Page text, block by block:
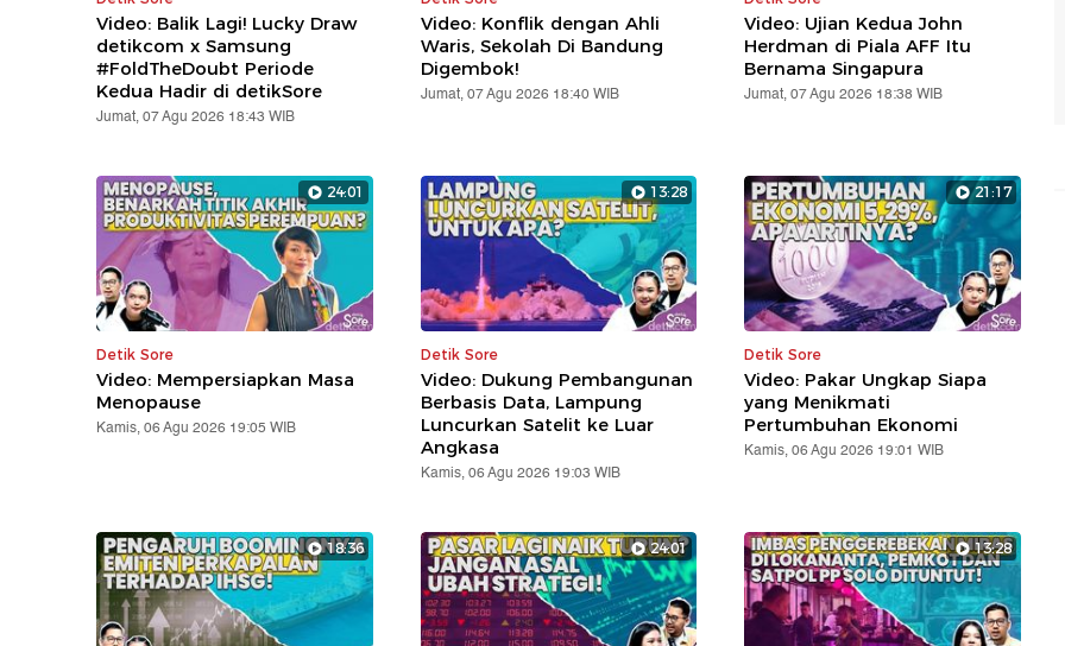
Video: Balik Lagi! Lucky Draw
detikcom x Samsung
#FoldTheDoubt Periode
Kedua Hadir di detikSore
Jumat, 07 Agu 2026 18:43 WIB
Video: Konflik dengan Ahli
Waris, Sekolah Di Bandung
Digembok!
Jumat, 07 Agu 2026 18:40 WIB
Video: Ujian Kedua John
Herdman di Piala AFF Itu
Bernama Singapura
Jumat, 07 Agu 2026 18:38 WIB
24:01
Detik Sore
Video: Mempersiapkan Masa
Menopause
Kamis, 06 Agu 2026 19:05 WIB
13:28
Detik Sore
Video: Dukung Pembangunan
Berbasis Data, Lampung
Luncurkan Satelit ke Luar
Angkasa
Kamis, 06 Agu 2026 19:03 WIB
21:17
Detik Sore
Video: Pakar Ungkap Siapa
yang Menikmati
Pertumbuhan Ekonomi
Kamis, 06 Agu 2026 19:01 WIB
18:36 24:01 13:28